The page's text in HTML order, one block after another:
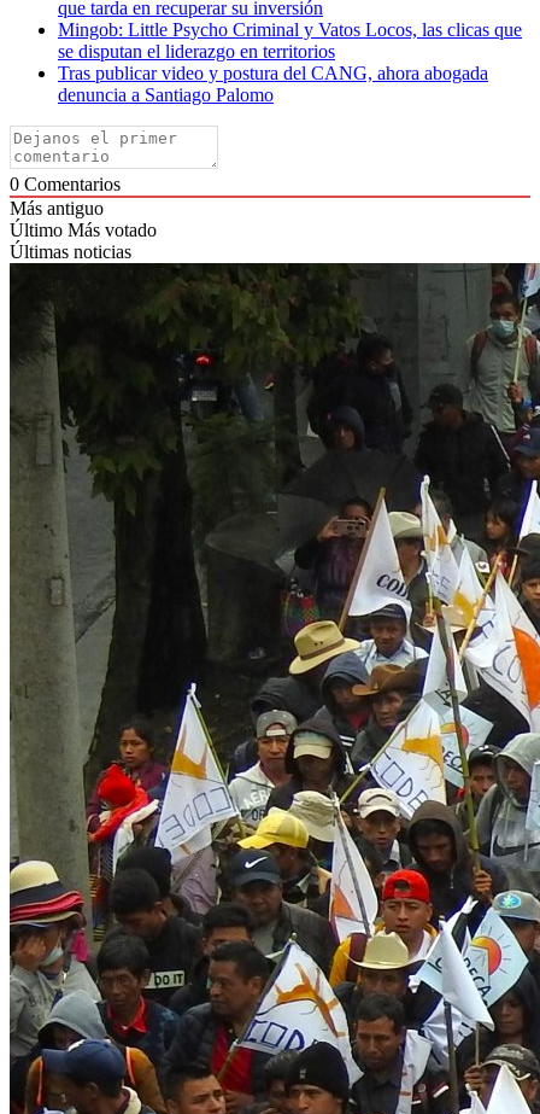
que tarda en recuperar su inversión
Mingob: Little Psycho Criminal y Vatos Locos, las clicas que
se disputan el liderazgo en territorios
Tras publicar video y postura del CANG, ahora abogada
denuncia a Santiago Palomo
0 Comentarios
Más antiguo
Último Más votado
Últimas noticias